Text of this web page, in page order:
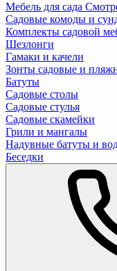
Мебель для сада
Садовые комоды и
Комплекты садовой
Шезлонги
Гамаки и качели
Зонты садовые и
Батуты
Садовые столы
Садовые стулья
Садовые скамейки
Грили и мангалы
Надувные батуты и
Беседки